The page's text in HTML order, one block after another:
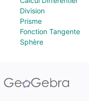
Division
Prisme
Fonction Tangente
Sphère